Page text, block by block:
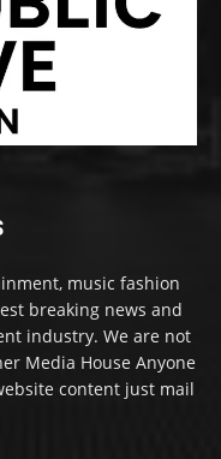
music fashion
breaking news and
industry. We are not
Media House Anyone
content just mail